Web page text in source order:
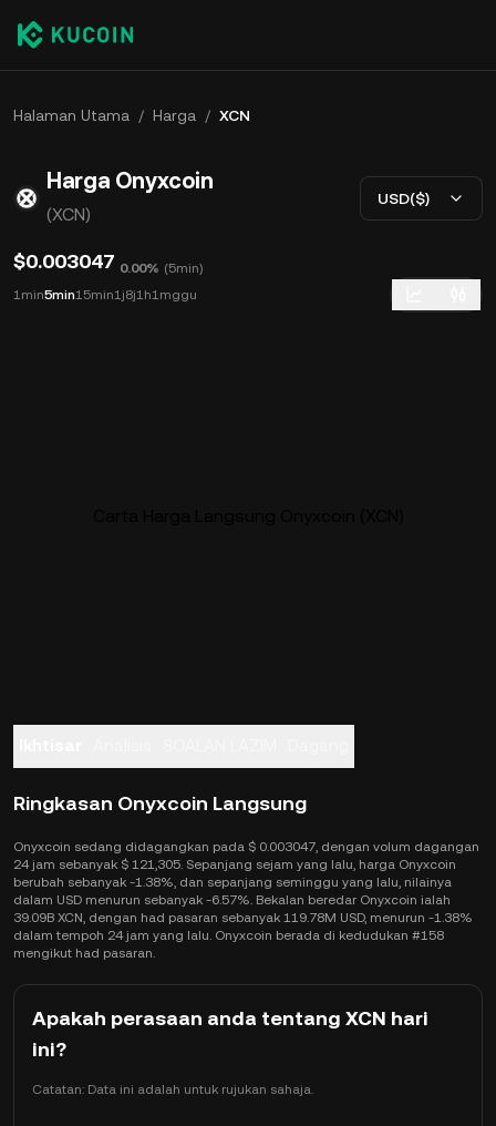
Halaman Utama / Harga / XCN
Harga Onyxcoin
(XCN)
USD($)
$0.003047 0.00% (5min)
1min5min15min1j8j1h1mggu
Ringkasan Onyxcoin Langsung
Onyxcoin sedang didagangkan pada $ 0.003047, dengan volum dagangan
24 jam sebanyak $ 121,305. Sepanjang sejam yang lalu, harga Onyxcoin
berubah sebanyak -1.38%, dan sepanjang seminggu yang lalu, nilainya
dalam USD menurun sebanyak -6.57%. Bekalan beredar Onyxcoin ialah
39.09B XCN, dengan had pasaran sebanyak 119.78M USD, menurun -1.38%
dalam tempoh 24 jam yang lalu. Onyxcoin berada di kedudukan #158
mengikut had pasaran.
Apakah perasaan anda tentang XCN hari
ini?
Catatan: Data ini adalah untuk rujukan sahaja.